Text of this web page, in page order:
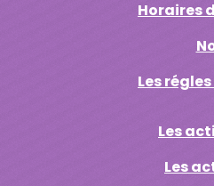
Horaires
Les
Les
Les